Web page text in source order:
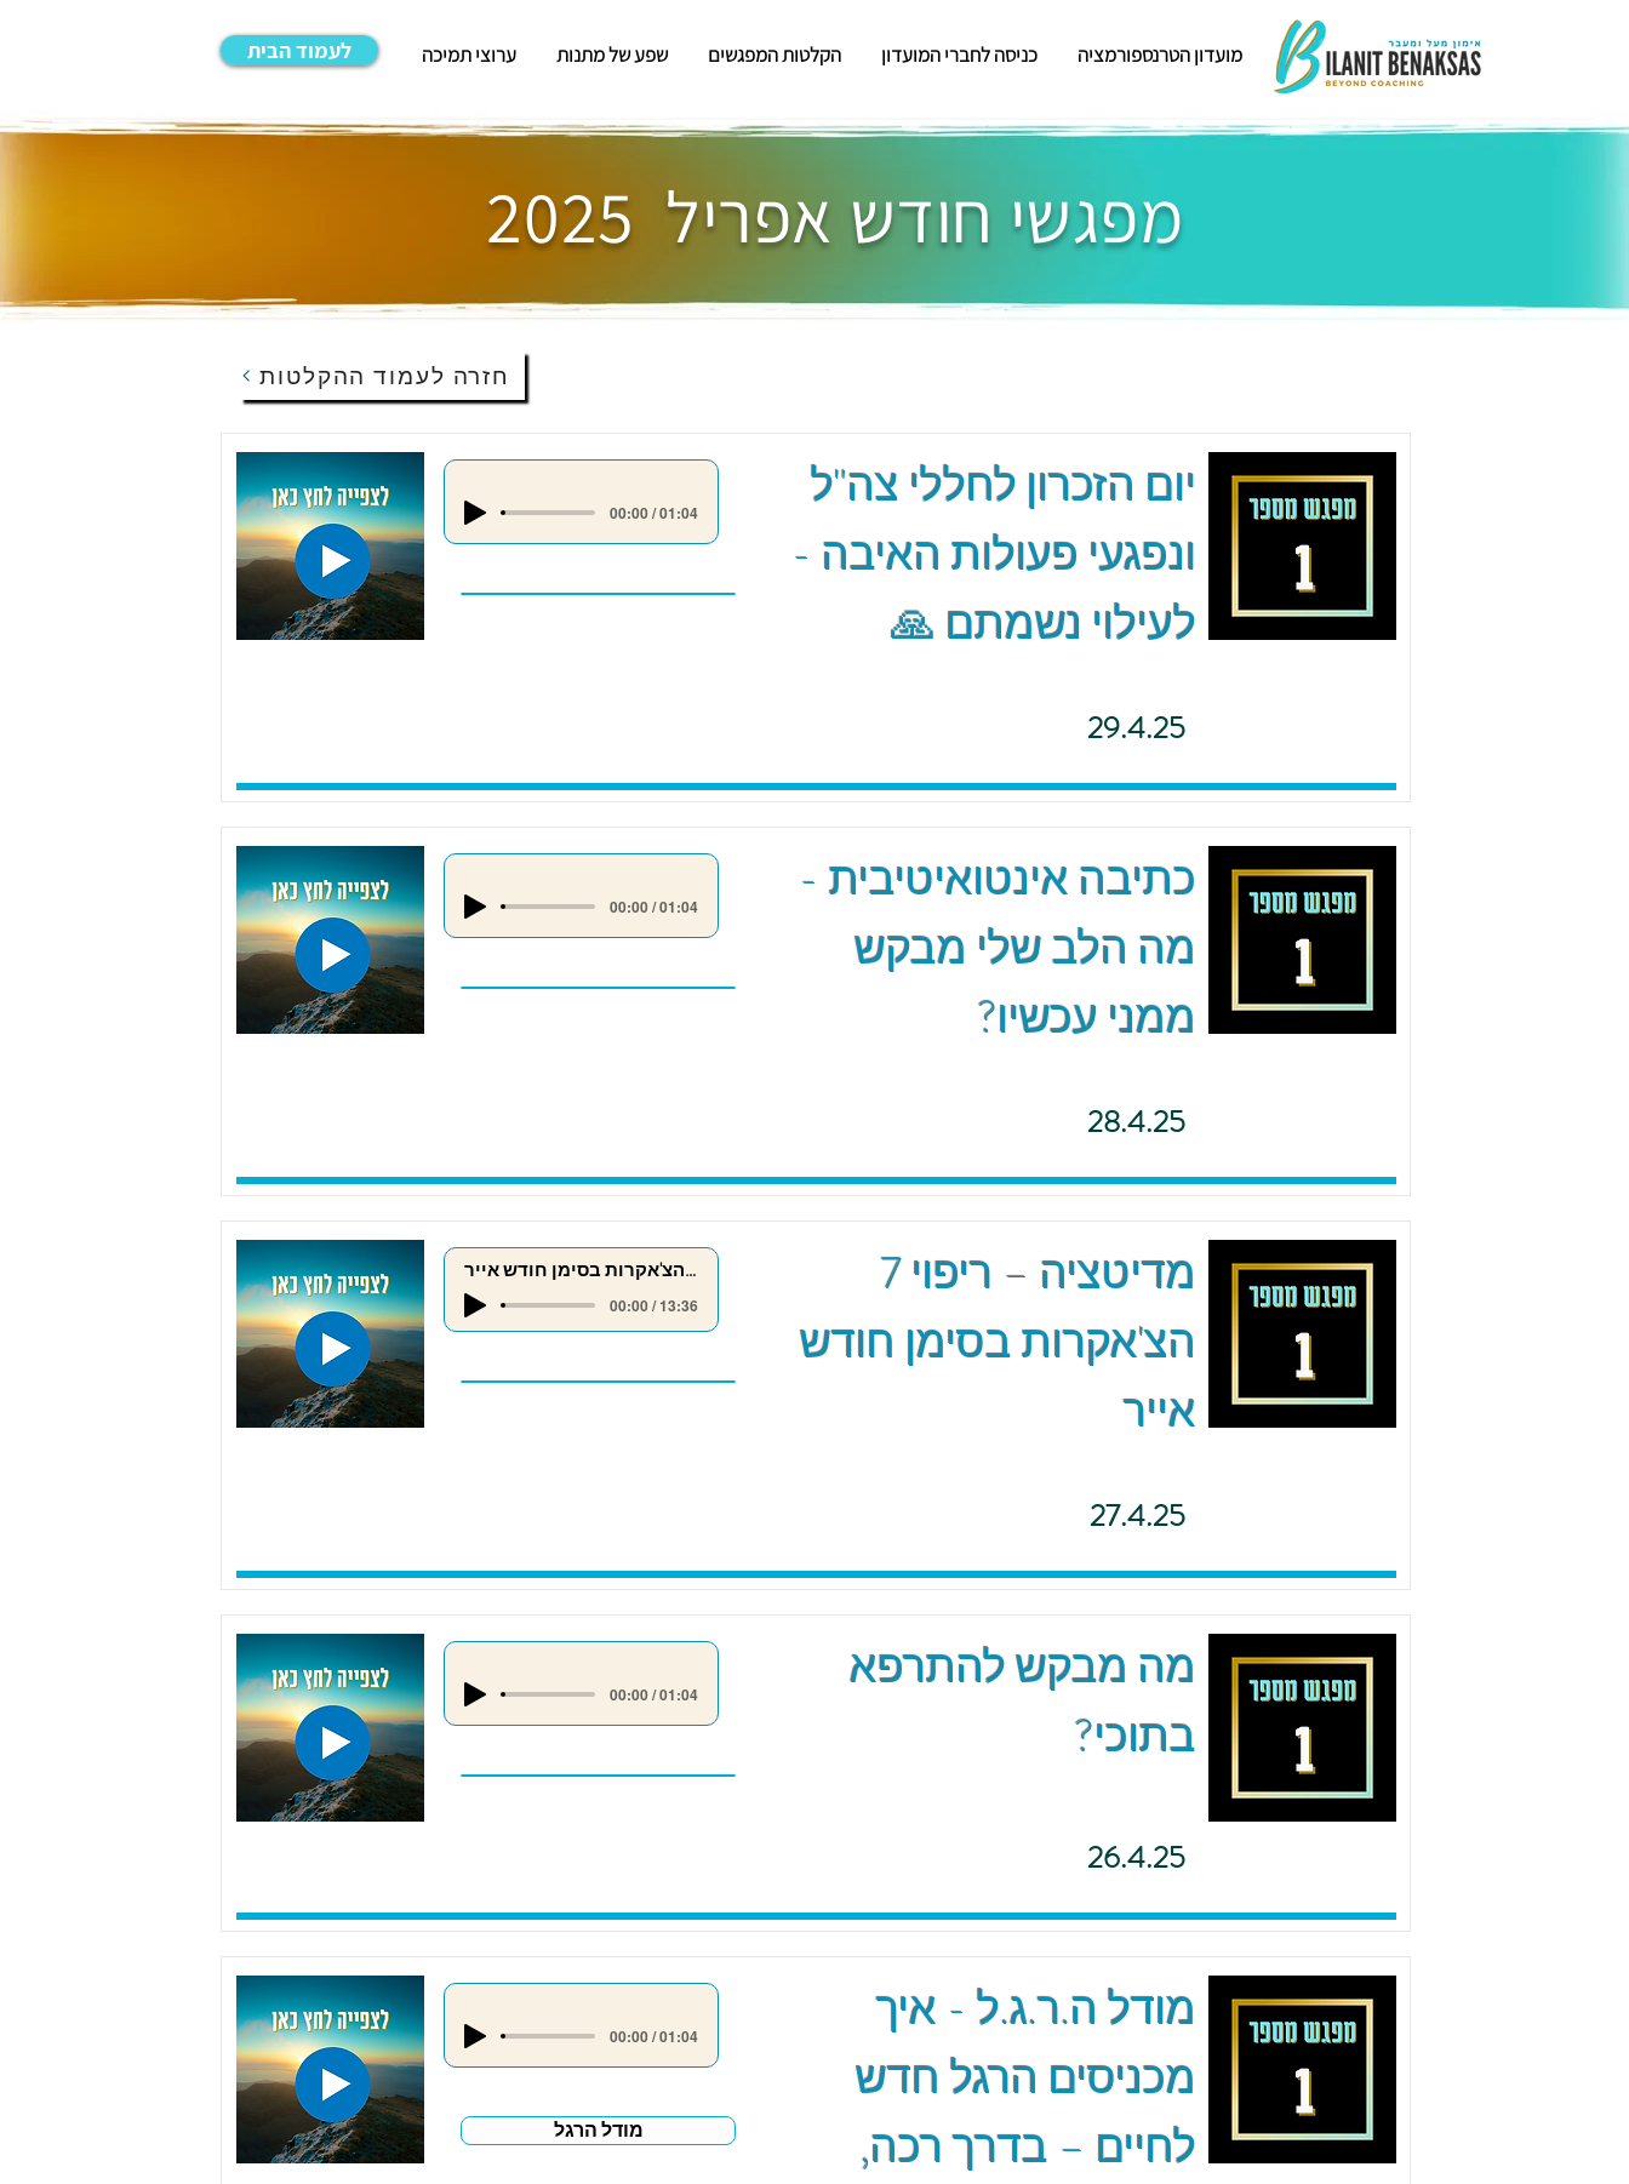
לעמוד הבית מועדון הטרנספורמציה כניסה לחברי המועדון הקלטות המפגשים שפע של מתנות ערוצי תמיכה
מפגשי חודש אפריל 2025
חזרה לעמוד ההקלטות
00:00 / 01:04
יום הזכרון לחללי צה"ל
ונפגעי פעולות האיבה -
לעילוי נשמתם 🙏
29.4.25
00:00 / 01:04
כתיבה אינטואיטיבית -
מה הלב שלי מבקש
ממני עכשיו?
28.4.25
ריפוי 7 הצ'אקרות בסימן חודש אייר
00:00 / 13:36
מדיטציה – ריפוי 7
הצ'אקרות בסימן חודש
אייר
27.4.25
00:00 / 01:04
מה מבקש להתרפא
בתוכי?
26.4.25
00:00 / 01:04
מודל הרגל
מודל ה.ר.ג.ל - איך
מכניסים הרגל חדש
לחיים – בדרך רכה,